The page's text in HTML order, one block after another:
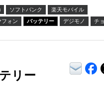
ソフトバンク
楽天モバイル
フォン バッテリー デジモノ
チ
リー